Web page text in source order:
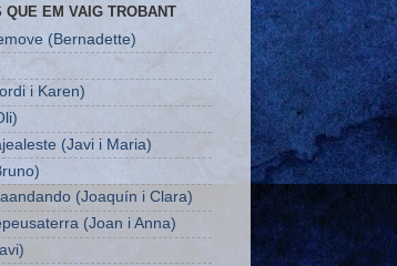
QUE EM VAIG TROBANT
(Bernadette)
i Karen)
(Javi i Maria)
(Joaquín i Clara)
(Joan i Anna)